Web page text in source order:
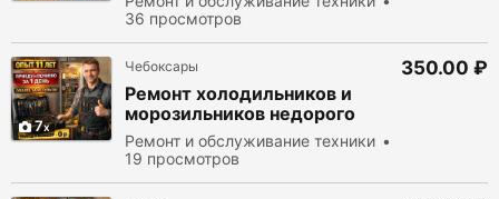
36 просмотров
7
Чебоксары
Ремонт холодильников и
морозильников недорого
Ремонт и обслуживание техники
19 просмотров
350.00 ₽